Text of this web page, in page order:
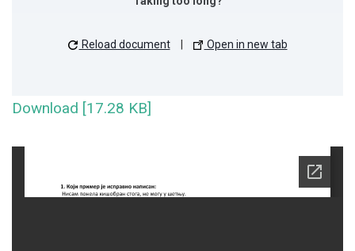
Reload document Open in new tab
Download [17.28 KB]